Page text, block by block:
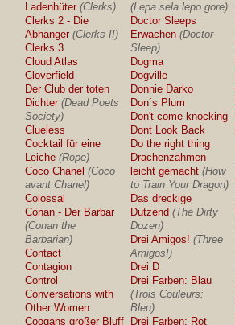
Ladenhüter (Clerks)
Clerks 2 - Die
Abhänger (Clerks II)
Clerks 3
Cloud Atlas
Cloverfield
Der Club der toten
Dichter (Dead Poets
Society)
Clueless
Cocktail für eine
Leiche (Rope)
Coco Chanel (Coco
avant Chanel)
Colossal
Conan - Der Barbar
(Conan the
Barbarian)
Contact
Contagion
Control
Conversations with
Other Women
Coogans großer Bluff
(Lepa sela lepo gore)
Doctor Sleeps
Erwachen (Doctor
Sleep)
Dogma
Dogville
Donnie Darko
Don´s Plum
Don't come knocking
Dont Look Back
Do the right thing
Drachenzähmen
leicht gemacht (How
to Train Your Dragon)
Das dreckige
Dutzend (The Dirty
Dozen)
Drei Amigos! (Three
Amigos!)
Drei D
Drei Farben: Blau
(Trois Couleurs:
Bleu)
Drei Farben: Rot